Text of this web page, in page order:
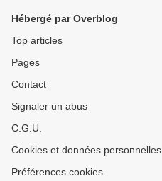
Hébergé par Overblog
Top articles
Pages
Contact
Signaler un abus
C.G.U.
Cookies et données personnelles
Préférences cookies